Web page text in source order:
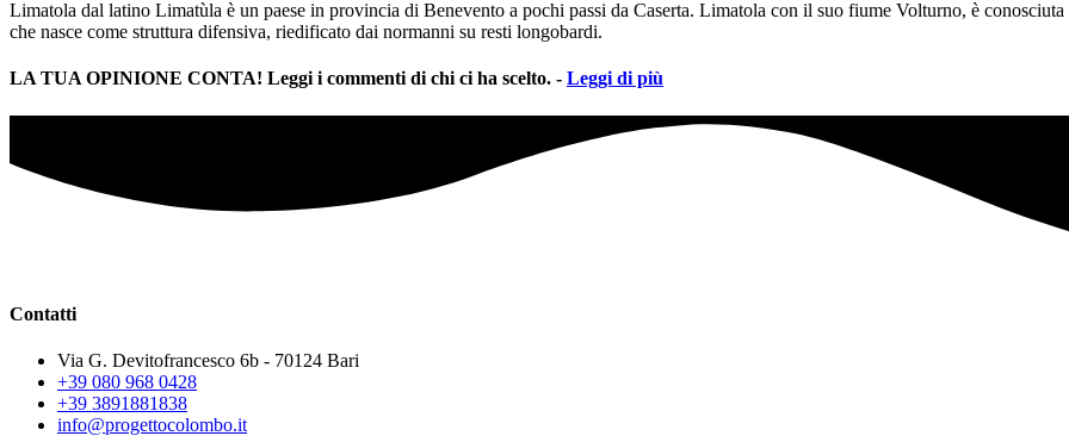
Limatola dal latino Limatùla è un paese in provincia di Benevento a pochi passi da Caserta. Limatola con il suo fiume Volturno, è
che nasce come struttura difensiva, riedificato dai normanni su resti longobardi.
LA TUA OPINIONE CONTA! Leggi i commenti di chi ci ha scelto. - Leggi di più
Contatti
Via G. Devitofrancesco 6b - 70124 Bari
+39 080 968 0428
+39 3891881838
info@progettocolombo.it